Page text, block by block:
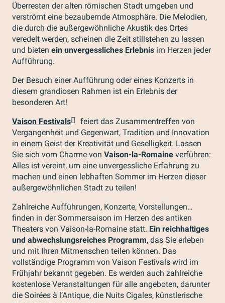
Überresten der alten römischen Stadt umgeben und
verströmt eine bezaubernde Atmosphäre. Die Melodien,
die durch die außergewöhnliche Akustik des Ortes
veredelt werden, scheinen die Zeit stillstehen zu lassen
und bieten ein unvergessliches Erlebnis im Herzen jeder
Aufführung.
Der Besuch einer Aufführung oder eines Konzerts in
diesem grandiosen Rahmen ist ein Erlebnis der
besonderen Art!
Vaison Festivals
feiert das Zusammentreffen von
Vergangenheit und Gegenwart, Tradition und Innovation
in einem Geist der Kreativität und Geselligkeit. Lassen
Sie sich vom Charme von Vaison-la-Romaine verführen:
Alles ist vereint, um eine unvergessliche Erfahrung zu
machen und einen lebhaften Sommer im Herzen dieser
außergewöhnlichen Stadt zu teilen!
Zahlreiche Aufführungen, Konzerte, Vorstellungen…
finden in der Sommersaison im Herzen des antiken
Theaters von Vaison-la-Romaine statt. Ein reichhaltiges
und abwechslungsreiches Programm, das Sie erleben
und mit Ihren Mitmenschen teilen können. Das
vollständige Programm von Vaison Festivals wird im
Frühjahr bekannt gegeben. Es werden auch zahlreiche
kostenlose Veranstaltungen für alle angeboten, darunter
die Soirées à l’Antique, die Nuits Cigales, künstlerische